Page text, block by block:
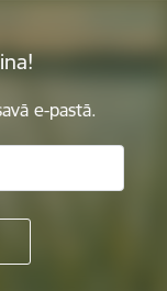
e-pastā.